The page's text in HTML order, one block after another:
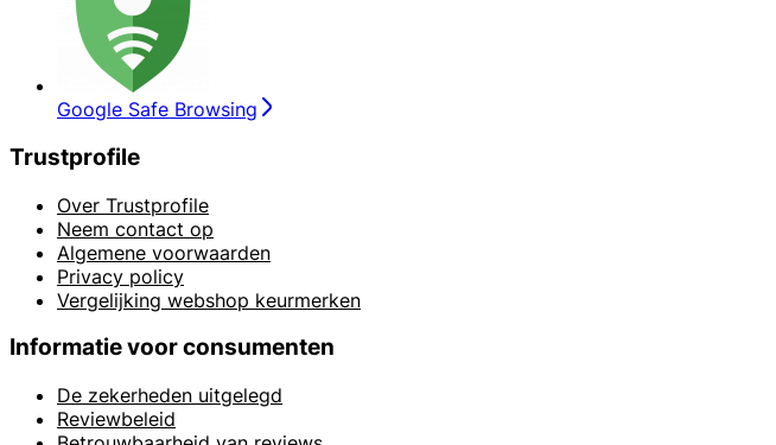
Google Safe Browsing
Trustprofile
Over Trustprofile
Neem contact op
Algemene voorwaarden
Privacy policy
Vergelijking webshop keurmerken
Informatie voor consumenten
De zekerheden uitgelegd
Reviewbeleid